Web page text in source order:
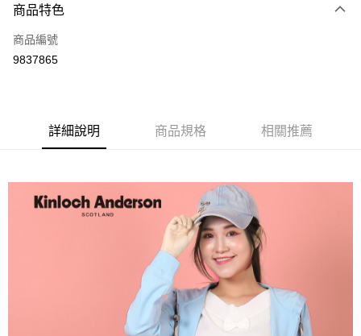
信用卡一次付款
LINE Pay
運送方式
每筆NT$60，滿NT$1,000(含以上)免運費
每筆NT$60，滿NT$1,000(含以上)免運費
商品特色
商品編號
9837865
詳細說明 商品規格 相關推薦